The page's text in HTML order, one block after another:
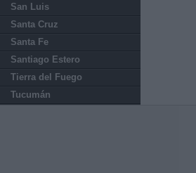
San Luis
Santa Cruz
Santa Fe
Santiago Estero
Tierra del Fuego
Tucumán